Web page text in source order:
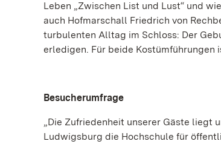
Leben „Zwischen List und Lust“ und
auch Hofmarschall Friedrich von
turbulenten Alltag im Schloss: Der
erledigen. Für beide Kostümführungen
Besucherumfrage
„Die Zufriedenheit unserer Gäste liegt
Ludwigsburg die Hochschule für